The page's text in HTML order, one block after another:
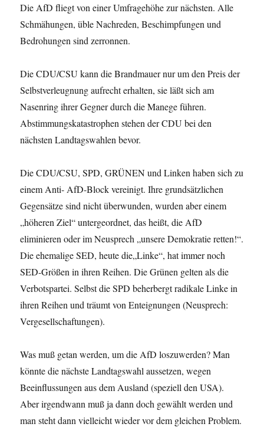
Die AfD fliegt von einer Umfragehöhe zur nächsten. Alle
Schmähungen, üble Nachreden, Beschimpfungen und
Bedrohungen sind zerronnen.
Die CDU/CSU kann die Brandmauer nur um den Preis der
Selbstverleugnung aufrecht erhalten, sie läßt sich am
Nasenring ihrer Gegner durch die Manege führen.
Abstimmungskatastrophen stehen der CDU bei den
nächsten Landtagswahlen bevor.
Die CDU/CSU, SPD, GRÜNEN und Linken haben sich zu
einem Anti- AfD-Block vereinigt. Ihre grundsätzlichen
Gegensätze sind nicht überwunden, wurden aber einem
„höheren Ziel“ untergeordnet, das heißt, die AfD
eliminieren oder im Neusprech „unsere Demokratie retten!“.
Die ehemalige SED, heute die„Linke“, hat immer noch
SED-Größen in ihren Reihen. Die Grünen gelten als die
Verbotspartei. Selbst die SPD beherbergt radikale Linke in
ihren Reihen und träumt von Enteignungen (Neusprech:
Vergesellschaftungen).
Was muß getan werden, um die AfD loszuwerden? Man
könnte die nächste Landtagswahl aussetzen, wegen
Beeinflussungen aus dem Ausland (speziell den USA).
Aber irgendwann muß ja dann doch gewählt werden und
man steht dann vielleicht wieder vor dem gleichen Problem.